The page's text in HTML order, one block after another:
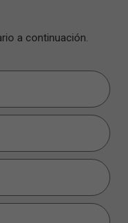
a continuación.